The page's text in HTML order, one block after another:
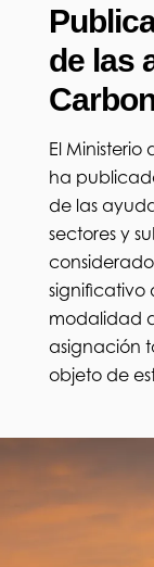
de las
El Ministerio
ha
de las
sectores y
significativo
modalidad
asignación
objeto de